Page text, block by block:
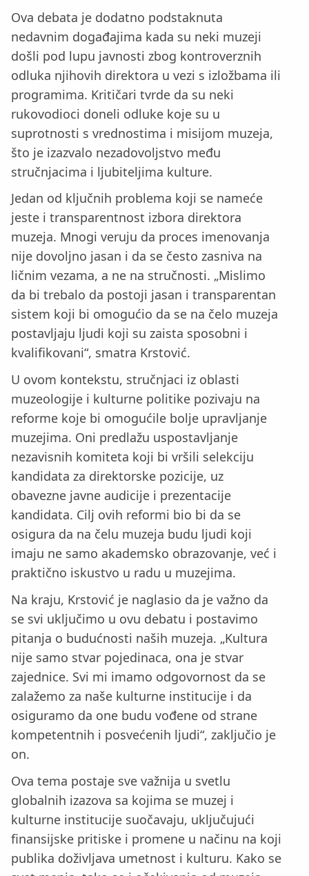
Ova debata je dodatno podstaknuta
nedavnim događajima kada su neki muzeji
došli pod lupu javnosti zbog kontroverznih
odluka njihovih direktora u vezi s izložbama ili
programima. Kritičari tvrde da su neki
rukovodioci doneli odluke koje su u
suprotnosti s vrednostima i misijom muzeja,
što je izazvalo nezadovoljstvo među
stručnjacima i ljubiteljima kulture.
Jedan od ključnih problema koji se nameće
jeste i transparentnost izbora direktora
muzeja. Mnogi veruju da proces imenovanja
nije dovoljno jasan i da se često zasniva na
ličnim vezama, a ne na stručnosti. „Mislimo
da bi trebalo da postoji jasan i transparentan
sistem koji bi omogućio da se na čelo muzeja
postavljaju ljudi koji su zaista sposobni i
kvalifikovani“, smatra Krstović.
U ovom kontekstu, stručnjaci iz oblasti
muzeologije i kulturne politike pozivaju na
reforme koje bi omogućile bolje upravljanje
muzejima. Oni predlažu uspostavljanje
nezavisnih komiteta koji bi vršili selekciju
kandidata za direktorske pozicije, uz
obavezne javne audicije i prezentacije
kandidata. Cilj ovih reformi bio bi da se
osigura da na čelu muzeja budu ljudi koji
imaju ne samo akademsko obrazovanje, već i
praktično iskustvo u radu u muzejima.
Na kraju, Krstović je naglasio da je važno da
se svi uključimo u ovu debatu i postavimo
pitanja o budućnosti naših muzeja. „Kultura
nije samo stvar pojedinaca, ona je stvar
zajednice. Svi mi imamo odgovornost da se
zalažemo za naše kulturne institucije i da
osiguramo da one budu vođene od strane
kompetentnih i posvećenih ljudi“, zaključio je
on.
Ova tema postaje sve važnija u svetlu
globalnih izazova sa kojima se muzej i
kulturne institucije suočavaju, uključujući
finansijske pritiske i promene u načinu na koji
publika doživljava umetnost i kulturu. Kako se